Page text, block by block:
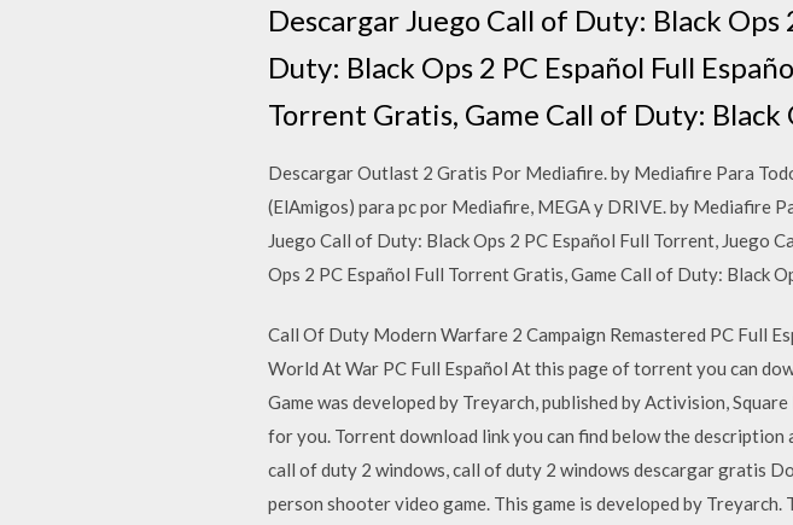
Descargar Juego Call of Duty: Black
Duty: Black Ops 2 PC Español Full
Torrent Gratis, Game Call of Duty: Black
Descargar Outlast 2 Gratis Por Mediafire. by Mediafire Para
(ElAmigos) para pc por Mediafire, MEGA y DRIVE. by Mediafire
Juego Call of Duty: Black Ops 2 PC Español Full Torrent, Juego
Ops 2 PC Español Full Torrent Gratis, Game Call of Duty: Black
Call Of Duty Modern Warfare 2 Campaign Remastered PC Full
World At War PC Full Español At this page of torrent you can
Game was developed by Treyarch, published by Activision,
for you. Torrent download link you can find below the
call of duty 2 windows, call of duty 2 windows descargar gratis
person shooter video game. This game is developed by